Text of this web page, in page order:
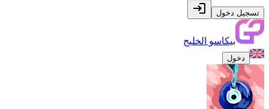
تسجيل دخول
بيكاسو الخليج
دخول